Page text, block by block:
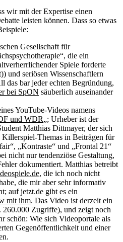
wir mit der Expertise einen
leisten können. Dass so etwas
Gesellschaft für
die ein
Spiele forderte
und seriösen Wissenschaftlern
das bar jeder echten Begründung,
bei SpON säuberlich auseinander
YouTube-Videos namens
und WDR„; Urheber ist der
Matthias Dittmayer, der sich
Themas in Beiträgen für
„Kontraste“ und „Frontal 21“
nicht nur tendenziöse Gestaltung,
dokumentiert. Matthias betreibt
, die ich noch nicht
die mir aber sehr informativ
auf jetzt.de gibt es ein
mit ihm. Das Video ist derzeit ein
260.000 Zugriffe), und zeigt noch
schön: Wie sich Videoportale als
Gegenöffentlichkeit und einer